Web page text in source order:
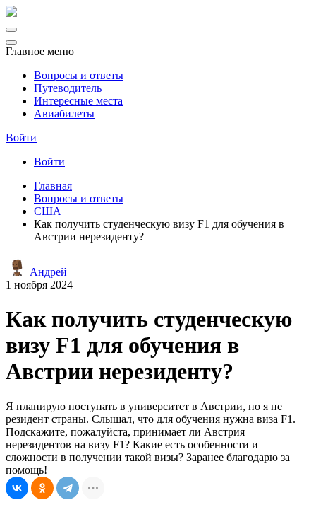
Главное меню
Вопросы и ответы
Путеводитель
Интересные места
Авиабилеты
Войти
Войти
Главная
Вопросы и ответы
США
Как получить студенческую визу F1 для обучения в
Австрии нерезиденту?
Андрей
1 ноября 2024
Как получить студенческую
визу F1 для обучения в
Австрии нерезиденту?
Я планирую поступать в университет в Австрии, но я не
резидент страны. Слышал, что для обучения нужна виза F1.
Подскажите, пожалуйста, принимает ли Австрия
нерезидентов на визу F1? Какие есть особенности и
сложности в получении такой визы? Заранее благодарю за
помощь!